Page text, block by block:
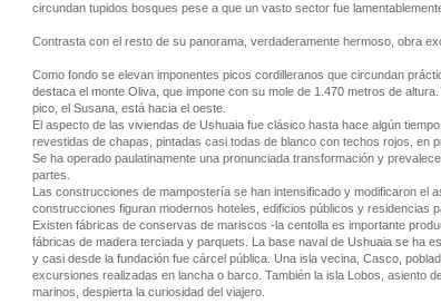
circundan tupidos bosques pese a que un vasto sector fue
Contrasta con el resto de su panorama, verdaderamente hermoso, obra
Como fondo se elevan imponentes picos cordilleranos que circundan
destaca el monte Oliva, que impone con su mole de 1.470 metros de
pico, el Susana, está hacia el oeste.
El aspecto de las viviendas de Ushuaia fue clásico hasta hace algún
revestidas de chapas, pintadas casi todas de blanco con techos rojos, en
Se ha operado paulatinamente una pronunciada transformación y
partes.
Las construcciones de mampostería se han intensificado y modificaron el
construcciones figuran modernos hoteles, edificios públicos y residencias
Existen fábricas de conservas de mariscos -la centolla es importante
fábricas de madera terciada y parquets. La base naval de Ushuaia se ha
y casi desde la fundación fue cárcel pública. Una isla vecina, Casco,
excursiones realizadas en lancha o barco. También la isla Lobos, asiento
marinos, despierta la curiosidad del viajero.